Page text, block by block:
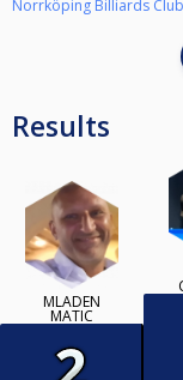
Norrköping Billiards Club
Results
MLADEN
MATIC